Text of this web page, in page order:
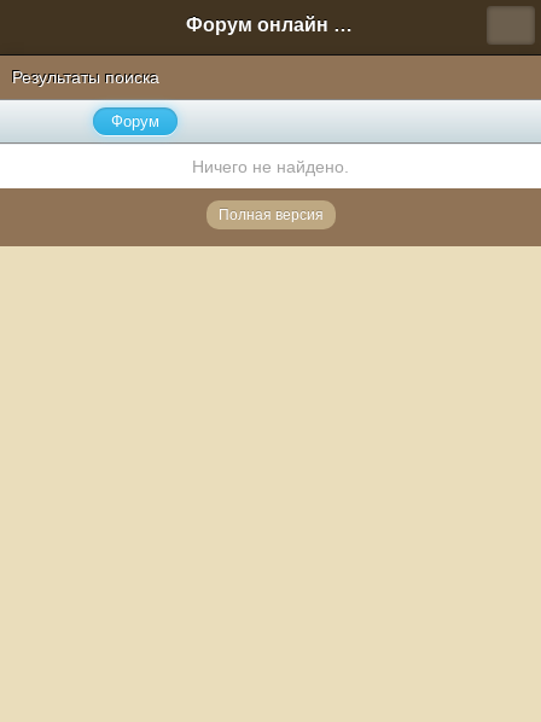
Форум онлайн игры "Новая Эра" (Нюра Биз)
Результаты поиска
Форум
Ничего не найдено.
Полная версия